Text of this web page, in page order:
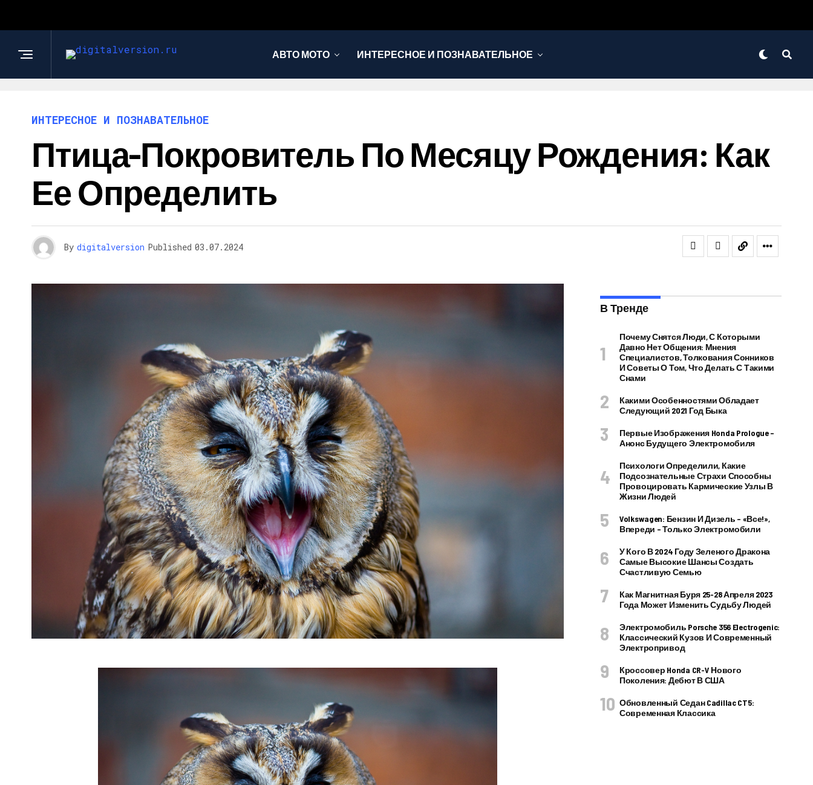
АВТО МОТО ИНТЕРЕСНОЕ И ПОЗНАВАТЕЛЬНОЕ
ИНТЕРЕСНОЕ И ПОЗНАВАТЕЛЬНОЕ
Птица-Покровитель По Месяцу Рождения: Как
Ее Определить
By digitalversion Published 03.07.2024
В Тренде
Почему Снятся Люди, С Которыми
Давно Нет Общения: Мнения
Специалистов, Толкования Сонников
И Советы О Том, Что Делать С Такими
Снами
Какими Особенностями Обладает
Следующий 2021 Год Быка
Первые Изображения Honda Prologue –
Анонс Будущего Электромобиля
Психологи Определили, Какие
Подсознательные Страхи Способны
Провоцировать Кармические Узлы В
Жизни Людей
Volkswagen: Бензин И Дизель – «все!»,
Впереди – Только Электромобили
У Кого В 2024 Году Зеленого Дракона
Самые Высокие Шансы Создать
Счастливую Семью
Как Магнитная Буря 25-28 Апреля 2023
Года Может Изменить Судьбу Людей
Электромобиль Porsche 356 Electrogenic:
Классический Кузов И Современный
Электропривод
Кроссовер Honda CR-V Нового
Поколения: Дебют В США
Обновленный Седан Cadillac CT5:
Современная Классика